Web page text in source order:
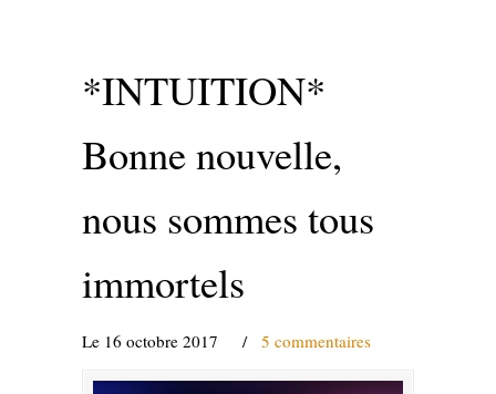
*INTUITION*
Bonne nouvelle,
nous sommes tous
immortels
Le 16 octobre 2017 / 5 commentaires